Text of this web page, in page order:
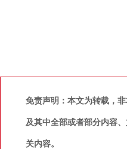
免责声明：本文为转载，
及其中全部或者部分内容
关内容。